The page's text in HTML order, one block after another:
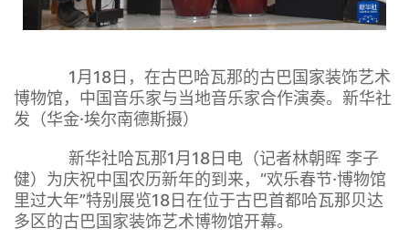
1月18日，在古巴哈瓦那的古巴国家装饰艺术
博物馆，中国音乐家与当地音乐家合作演奏。新华社
发（华金·埃尔南德斯摄）
新华社哈瓦那1月18日电（记者林朝晖 李子
健）为庆祝中国农历新年的到来，“欢乐春节·博物馆
里过大年”特别展览18日在位于古巴首都哈瓦那贝达
多区的古巴国家装饰艺术博物馆开幕。